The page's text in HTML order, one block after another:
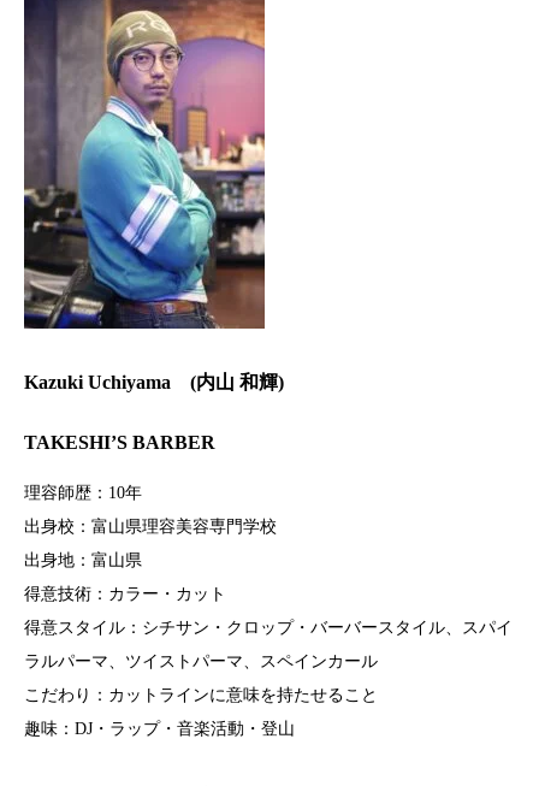
Kazuki Uchiyama (内山 和輝)
TAKESHI’S BARBER
理容師歴：10年
出身校：富山県理容美容専門学校
出身地：富山県
得意技術：カラー・カット
得意スタイル：シチサン・クロップ・バーバースタイル、スパイ
ラルパーマ、ツイストパーマ、スペインカール
こだわり：カットラインに意味を持たせること
趣味：DJ・ラップ・音楽活動・登山